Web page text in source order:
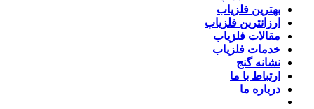
بهترین فلزیاب
ارزانترین فلزیاب
مقالات فلزیاب
خدمات فلزیاب
نشانه گنج
ارتباط با ما
درباره ما